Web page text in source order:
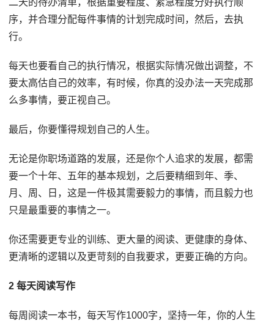
序，并合理分配每件事情的计划完成时间，然后，去执
行。
每天也要看自己的执行情况，根据实际情况做出调整，不
要太高估自己的效率，有时候，你真的没办法一天完成那
么多事情，要正视自己。
最后，你要懂得规划自己的人生。
无论是你职场道路的发展，还是你个人追求的发展，都需
要一个十年、五年的基本规划，之后要精细到年、季、
月、周、日，这是一件极其需要毅力的事情，而且毅力也
只是最重要的事情之一。
你还需要更专业的训练、更大量的阅读、更健康的身体、
更清晰的逻辑以及更苛刻的自我要求，更要正确的方向。
2 每天阅读写作
每周阅读一本书，每天写作1000字，坚持一年，你的人生